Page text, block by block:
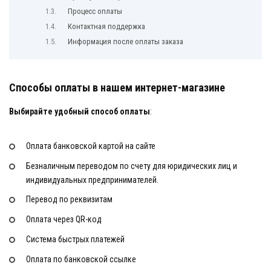
Процесс оплаты
Контактная поддержка
Информация после оплаты заказа
Способы оплаты в нашем интернет-магазине
Выбирайте удобный способ оплаты:
Оплата банковской картой на сайте
Безналичным переводом по счету для юридических лиц и
индивидуальных предпринимателей.
Перевод по реквизитам
Оплата через QR-код
Система быстрых платежей
Оплата по банковской ссылке